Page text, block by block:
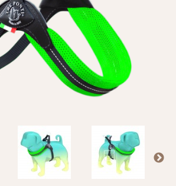
Програма лояльності
Про Нас
Оптовим клієнтам
Контакти
+380 (95) 095-00-05